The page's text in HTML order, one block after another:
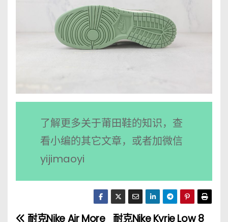
了解更多关于莆田鞋的知识，查
看小编的其它文章，或者加微信
yijimaoyi
耐克Nike Kyrie Low 8
耐克Nike Air More